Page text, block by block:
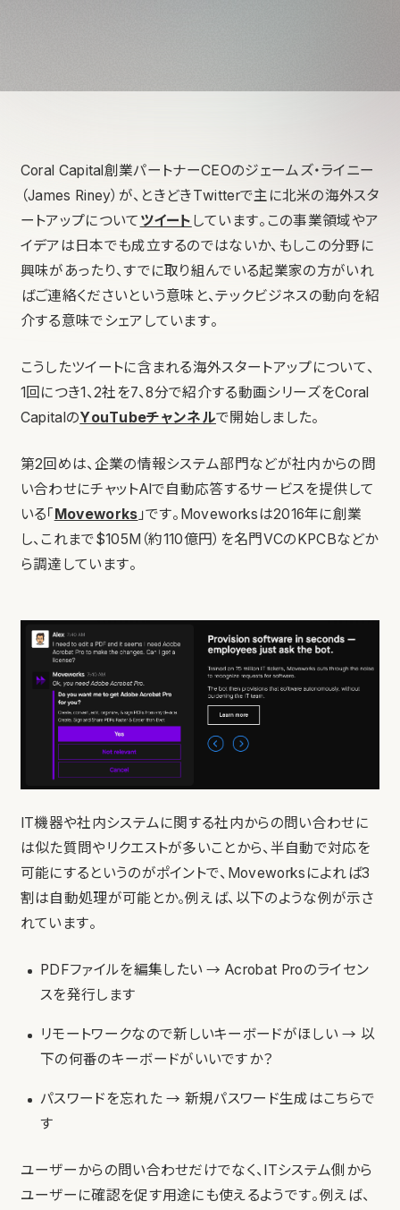
Coral Capital創業パートナーCEOのジェームズ・ライニー
（James Riney）が、ときどきTwitterで主に北米の海外スタ
ートアップについて ツイート しています。この事業領域やア
イデアは日本でも成立するのではないか、もしこの分野に
興味があったり、すでに取り組んでいる起業家の方がいれ
ばご連絡くださいという意味と、テックビジネスの動向を紹
介する意味でシェアしています。
こうしたツイートに含まれる海外スタートアップについて、
1回につき1、2社を7、8分で紹介する動画シリーズをCoral
CapitalのYouTubeチャンネルで開始しました。
第2回めは、企業の情報システム部門などが社内からの問
い合わせにチャットAIで自動応答するサービスを提供して
いる「 Moveworks 」です。Moveworksは2016年に創業
し、これまで$105M（約110億円）を名門VCのKPCBなどか
ら調達しています。
IT機器や社内システムに関する社内からの問い合わせに
は似た質問やリクエストが多いことから、半自動で対応を
可能にするというのがポイントで、Moveworksによれば3
割は自動処理が可能とか。例えば、以下のような例が示さ
れています。
PDFファイルを編集したい → Acrobat Proのライセン
スを発行します
リモートワークなので新しいキーボードがほしい → 以
下の何番のキーボードがいいですか？
パスワードを忘れた → 新規パスワード生成はこちらで
す
ユーザーからの問い合わせだけでなく、ITシステム側から
ユーザーに確認を促す用途にも使えるようです。例えば、